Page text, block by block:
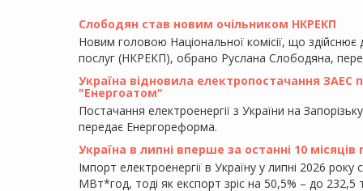
Слободян став новим очільником НКРЕКП
Новим головою Національної комісії, що
послуг (НКРЕКП), обрано Руслана Слободяна,
Україна відновила електропостачання ЗАЕС
"Енергоатом"
Постачання електроенергії з України на
передає Енергореформа.
Україна в липні вперше за останні 10
Імпорт електроенергії в Україну у липні 2026
МВт*год, тоді як експорт зріс на 50,5% – до